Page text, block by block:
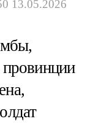
13.05.2026